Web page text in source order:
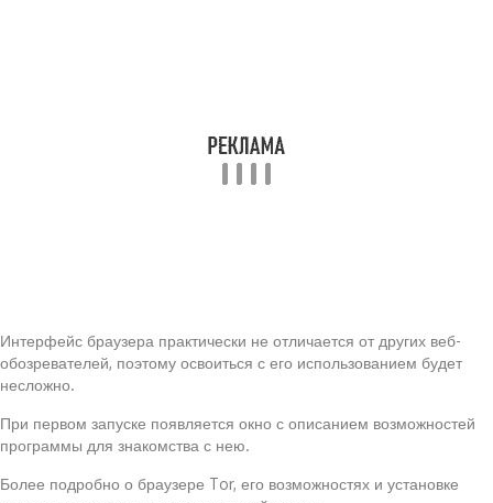
Интерфейс браузера практически не отличается от других веб-
обозревателей, поэтому освоиться с его использованием будет
несложно.
При первом запуске появляется окно с описанием возможностей
программы для знакомства с нею.
Более подробно о браузере Tor, его возможностях и установке